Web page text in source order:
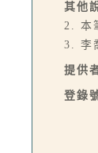
其他
2. 本
3. 李
提供
登錄